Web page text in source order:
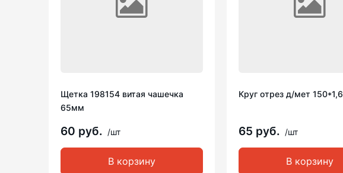
Щетка 198154 витая чашечка
65мм
60 руб. /шт
В корзину
Круг отрез д/мет 150*1,6
65 руб. /шт
В корзину